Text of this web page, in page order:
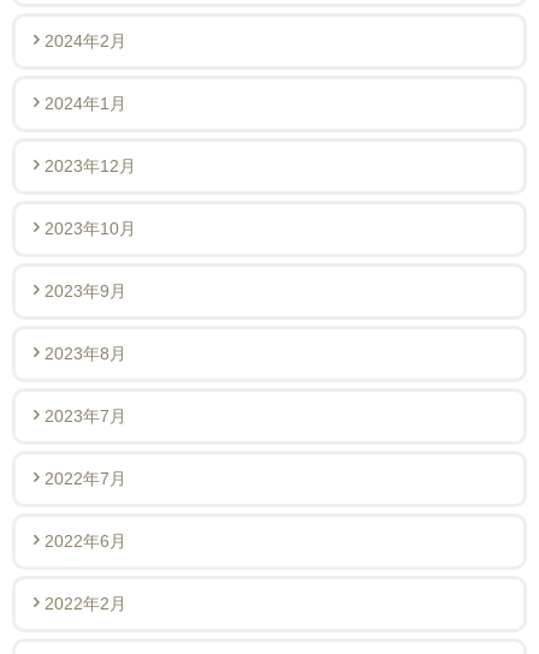
2024年2月
2024年1月
2023年12月
2023年10月
2023年9月
2023年8月
2023年7月
2022年7月
2022年6月
2022年2月